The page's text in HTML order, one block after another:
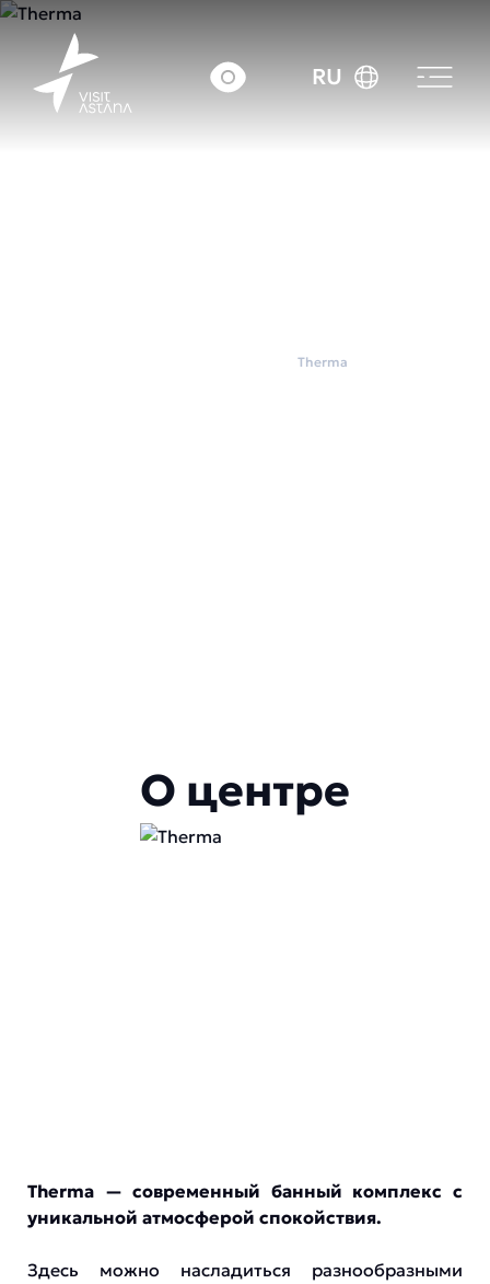
RU
Therma
Therma — современный банный комплекс с
уникальной атмосферой спокойствия.
Здесь можно насладиться разнообразными
О центре